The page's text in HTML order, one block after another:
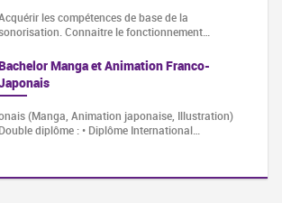
les compétences de base de la
Connaitre le fonctionnement…
Manga et Animation Franco-
(Manga, Animation japonaise, Illustration)
Double diplôme : • Diplôme International…